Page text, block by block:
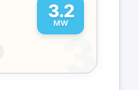
3.2
MW
3